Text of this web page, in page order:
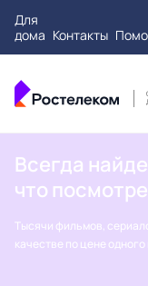
Для
дома Контакты
Всегда
что
Тысячи фильмов,
качестве по цене